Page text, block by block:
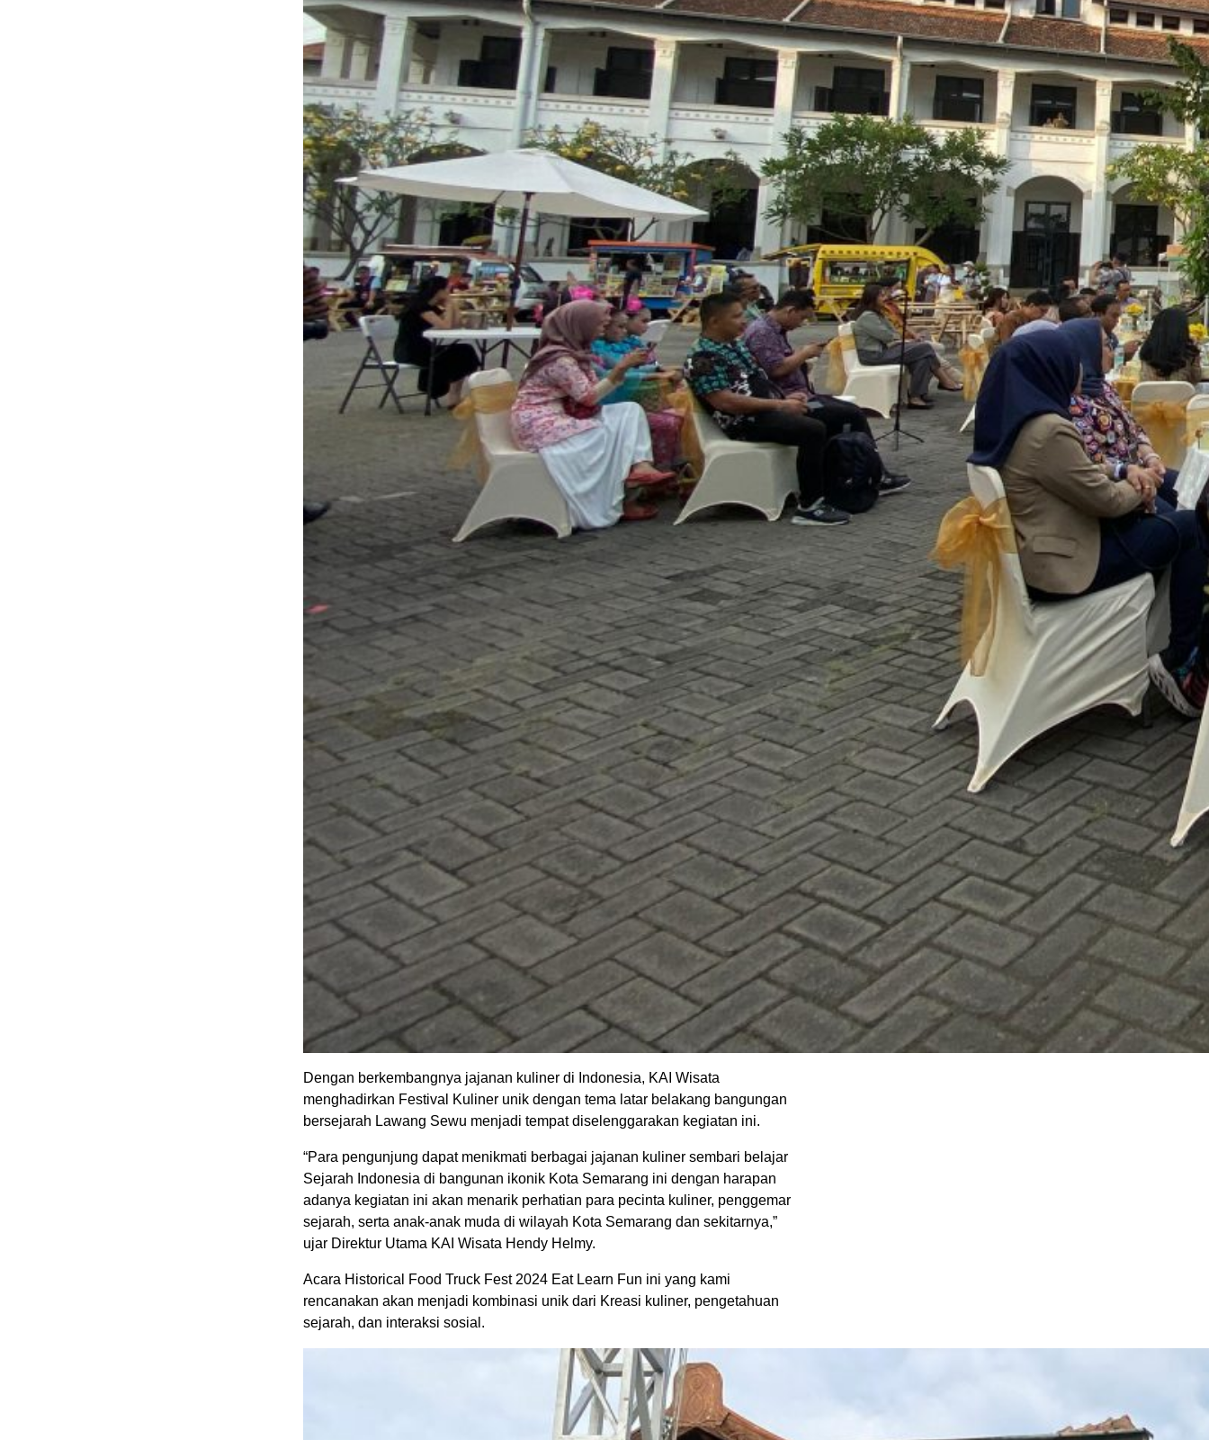
Dengan berkembangnya jajanan kuliner di Indonesia, KAI Wisata
menghadirkan Festival Kuliner unik dengan tema latar belakang bangungan
bersejarah Lawang Sewu menjadi tempat diselenggarakan kegiatan ini.
“Para pengunjung dapat menikmati berbagai jajanan kuliner sembari belajar
Sejarah Indonesia di bangunan ikonik Kota Semarang ini dengan harapan
adanya kegiatan ini akan menarik perhatian para pecinta kuliner, penggemar
sejarah, serta anak-anak muda di wilayah Kota Semarang dan sekitarnya,”
ujar Direktur Utama KAI Wisata Hendy Helmy.
Acara Historical Food Truck Fest 2024 Eat Learn Fun ini yang kami
rencanakan akan menjadi kombinasi unik dari Kreasi kuliner, pengetahuan
sejarah, dan interaksi sosial.